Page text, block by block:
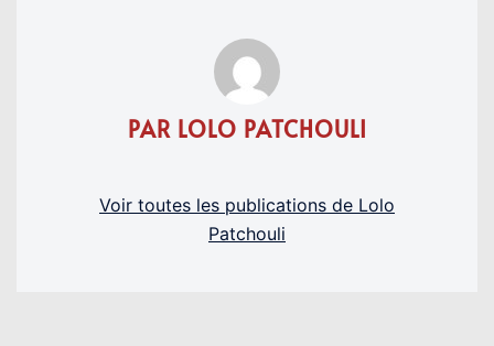
PAR LOLO PATCHOULI
Voir toutes les publications de Lolo
Patchouli